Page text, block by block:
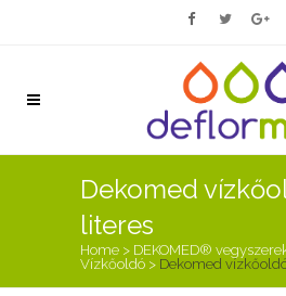
Dekomed
literes
Home > DEKOMED®
Vízkőoldó > Dekomed